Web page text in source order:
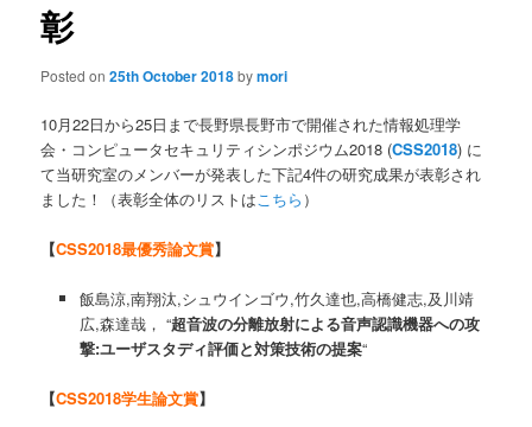
彰
Posted on25th October 2018bymori
10月22日から25日まで長野県長野市で開催された情報処理学
会・コンピュータセキュリティシンポジウム2018 (CSS2018) に
て当研究室のメンバーが発表した下記4件の研究成果が表彰され
ました！（表彰全体のリストはこちら ）
【CSS2018最優秀論文賞】
飯島涼,南翔汰,シュウインゴウ,竹久達也,高橋健志,及川靖
広,森達哉， “超音波の分離放射による音声認識機器への攻
撃:ユーザスタディ評価と対策技術の提案“
【CSS2018学生論文賞】